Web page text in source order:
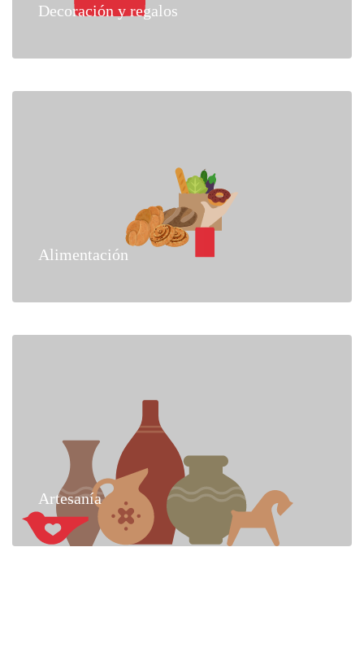
Decoración y regalos
Alimentación
Artesanía